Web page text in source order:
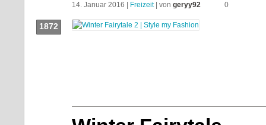
14. Januar 2016 | Freizeit| von geryy92 0
1872